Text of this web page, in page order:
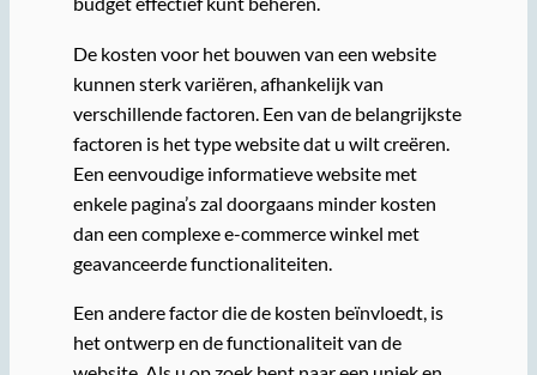
De kosten voor het bouwen van een website
kunnen sterk variëren, afhankelijk van
verschillende factoren. Een van de belangrijkste
factoren is het type website dat u wilt creëren.
Een eenvoudige informatieve website met
enkele pagina’s zal doorgaans minder kosten
dan een complexe e-commerce winkel met
geavanceerde functionaliteiten.
Een andere factor die de kosten beïnvloedt, is
het ontwerp en de functionaliteit van de